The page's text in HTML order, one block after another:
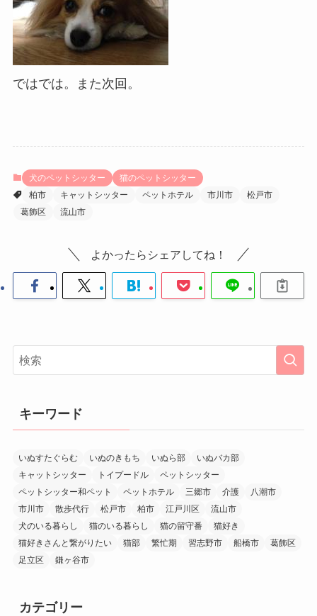
ではでは。また次回。
犬のペットシッター
猫のペットシッター
柏市
キャットシッター ペットホテル 市川市
松戸市
葛飾区
流山市
よかったらシェアしてね！
キーワード
いぬすたぐらむ いぬのきもち いぬら部
いぬバカ部
キャットシッター
トイプードル
ペットシッター
ペットシッター和ペット
ペットホテル 三郷市 介護
八潮市
市川市
散歩代行 松戸市 柏市 江戸川区
流山市
犬のいる暮らし
猫のいる暮らし 猫の留守番
猫好き
猫好きさんと繋がりたい
猫部 繁忙期 習志野市 船橋市
葛飾区
足立区
鎌ヶ谷市
カテゴリー